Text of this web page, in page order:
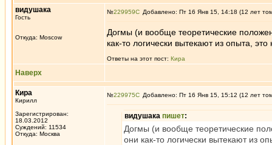
видушака
Гость
Откуда: Moscow
№229959 Добавлено: Пт 16 Янв 15, 14:18 (12 лет
Догмы (и вообще теоретические
как-то логически вытекают из опыта, это
Ответы на этот пост: Кира
Наверх
Кира
Кирилл
Зарегистрирован:
18.03.2012
Суждений: 11534
Откуда: Москва
№229975 Добавлено: Пт 16 Янв 15, 15:12 (12 лет
видушака пишет:
Догмы (и вообще теоретические
они как-то логически вытекают из